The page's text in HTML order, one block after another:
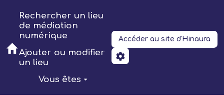
Aller au contenu principal
Rechercher un lieu
de médiation
numérique
Ajouter ou modifier
un lieu
Vous êtes
Accéder au site d'Hinaura